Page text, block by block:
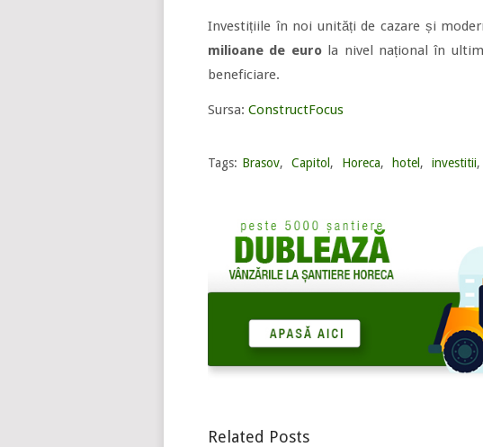
Investițiile în noi unități de cazare și
milioane de eurola nivel național în
beneficiare.
Sursa: ConstructFocus
Tags: Brasov, Capitol , Horeca, hotel , investitii,
Related Posts